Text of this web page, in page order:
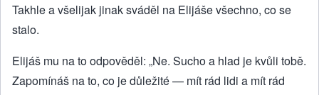
Takhle a všelijak jinak sváděl na Elijáše všechno, co se
stalo.
Elijáš mu na to odpověděl: „Ne. Sucho a hlad je kvůli tobě.
Zapomínáš na to, co je důležité — mít rád lidi a mít rád